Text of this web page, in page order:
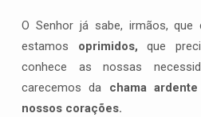
O Senhor já sabe, irmãos, que
estamos oprimidos, que
conhece as nossas
carecemos da chama
nossos corações.